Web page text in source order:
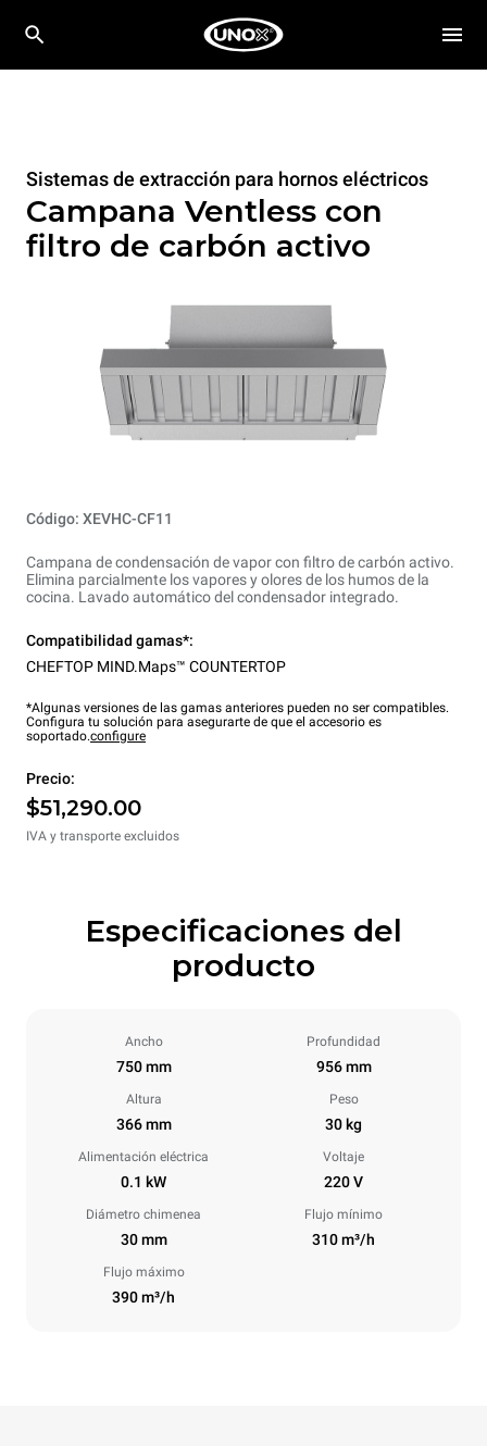
Sistemas de extracción para hornos eléctricos
Campana Ventless con
filtro de carbón activo
Código: XEVHC-CF11
Campana de condensación de vapor con filtro de carbón activo.
Elimina parcialmente los vapores y olores de los humos de la
cocina. Lavado automático del condensador integrado.
Compatibilidad gamas*:
CHEFTOP MIND.Maps™ COUNTERTOP
*Algunas versiones de las gamas anteriores pueden no ser compatibles.
Configura tu solución para asegurarte de que el accesorio es
soportado.configure
Precio:
$51,290.00
IVA y transporte excluidos
Especificaciones del
producto
Ancho
750 mm
Profundidad
956 mm
Altura
366 mm
Peso
30 kg
Alimentación eléctrica
0.1 kW
Voltaje
220 V
Diámetro chimenea
30 mm
Flujo mínimo
310 m³/h
Flujo máximo
390 m³/h